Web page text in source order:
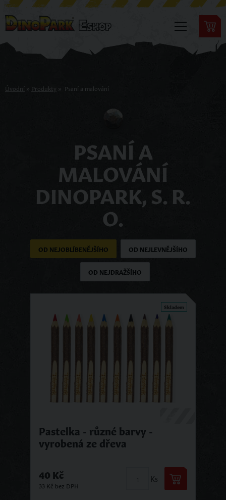
Úvodní » Produkty » Psaní a malování
PSANÍ A
MALOVÁNÍ
DINOPARK, S. R.
O.
OD NEJOBLÍBENĚJŠÍHO OD NEJLEVNĚJŠÍHO
OD NEJDRAŽŠÍHO
Skladem
Pastelka - různé barvy -
vyrobená ze dřeva
40 Kč
33 Kč bez DPH
Ks